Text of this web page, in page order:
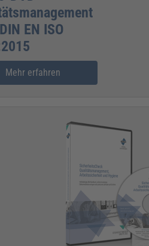
EN ISO
Mehr erfahren